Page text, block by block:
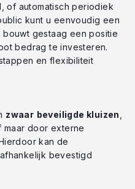
of automatisch periodiek
kunt u eenvoudig een
bouwt gestaag een positie
bedrag te investeren.
en flexibiliteit
zwaar beveiligde kluizen
door externe
kan de
bevestigd